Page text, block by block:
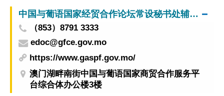
中国与葡语国家经贸合作论坛常设秘书处辅助办公室
（853）8791 3333
edoc@gfce.gov.mo
https://www.gaspf.gov.mo/
澳门湖畔南街中国与葡语国家商贸合作服务平
台综合体办公楼3楼